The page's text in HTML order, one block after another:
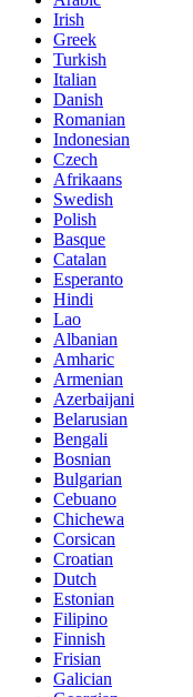
Irish
Greek
Turkish
Italian
Danish
Romanian
Indonesian
Czech
Afrikaans
Swedish
Polish
Basque
Catalan
Esperanto
Hindi
Lao
Albanian
Amharic
Armenian
Azerbaijani
Belarusian
Bengali
Bosnian
Bulgarian
Cebuano
Chichewa
Corsican
Croatian
Dutch
Estonian
Filipino
Finnish
Frisian
Galician